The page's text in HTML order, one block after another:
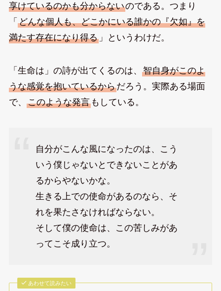
享けているのかも分からないのである。つまり
「 どんな個人も、どこかにいる誰かの『欠如』を
満たす存在になり得る」というわけだ。
「生命は」の詩が出てくるのは、 智自身がこのよ
うな感覚を抱いているからだろう。実際ある場面
で、 このような発言もしている。
自分がこんな風になったのは、こう
いう僕じゃないとできないことがあ
るからやないかな。
生きる上での使命があるのなら、そ
れを果たさなければならない。
そして僕の使命は、この苦しみがあ
ってこそ成り立つ。
あわせて読みたい